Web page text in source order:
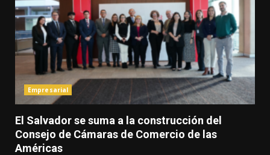
Empresarial
El Salvador se suma a la construcción del
Consejo de Cámaras de Comercio de las
Américas